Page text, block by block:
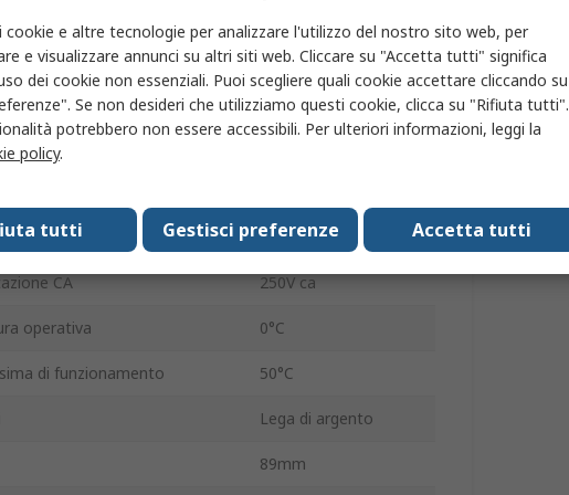
Flare
terminazione Morsetto a molla
CC 24V cc
CA 250V ca
operativa 0°C
di funzionamento 50°C
Lega di argento
89mm
cookie e altre tecnologie per analizzare l'utilizzo del nostro sito web, per
e visualizzare annunci su altri siti web. Cliccare su "Accetta tutti" significa
dei cookie non essenziali. Puoi scegliere quali cookie accettare cliccando su
Se non desideri che utilizziamo questi cookie, clicca su "Rifiuta tutti".
potrebbero non essere accessibili. Per ulteriori informazioni, leggi la
policy.
Accetta tutti
Gestisci preferenze
tutti